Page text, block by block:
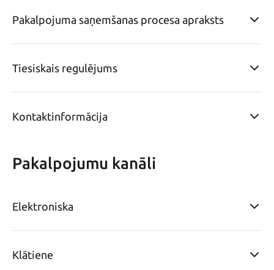
Pakalpojuma saņemšanas procesa apraksts
Tiesiskais regulējums
Kontaktinformācija
Pakalpojumu kanāli
Elektroniska
Klātiene